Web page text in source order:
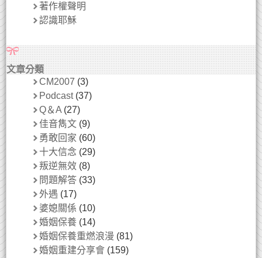
著作權聲明
認識耶穌
文章分類
CM2007 (3)
Podcast(37)
Q＆A (27)
佳音雋文 (9)
勇敢回家 (60)
十大信念 (29)
叛逆無效 (8)
問題解答 (33)
外遇 (17)
婆媳關係 (10)
婚姻保養 (14)
婚姻保養重燃浪漫 (81)
婚姻重建分享會 (159)